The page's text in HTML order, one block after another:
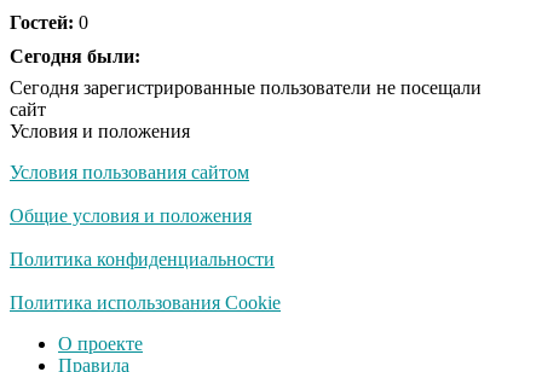
Гостей: 0
Сегодня были:
Сегодня зарегистрированные пользователи не посещали
сайт
Условия и положения
Условия пользования сайтом
Общие условия и положения
Политика конфиденциальности
Политика использования Cookie
О проекте
Правила